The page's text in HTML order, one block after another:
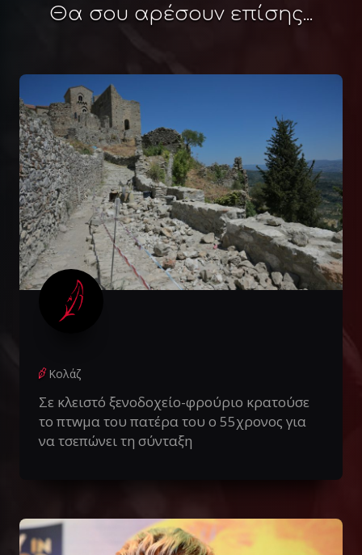
Θα σου αρέσουν επίσης...
Κολάζ
Σε κλειστό ξενοδοχείο-φρούριο κρατούσε
το πτwμα του πατέρα του ο 55χρονος για
να τσεπώνει τη σύνταξη